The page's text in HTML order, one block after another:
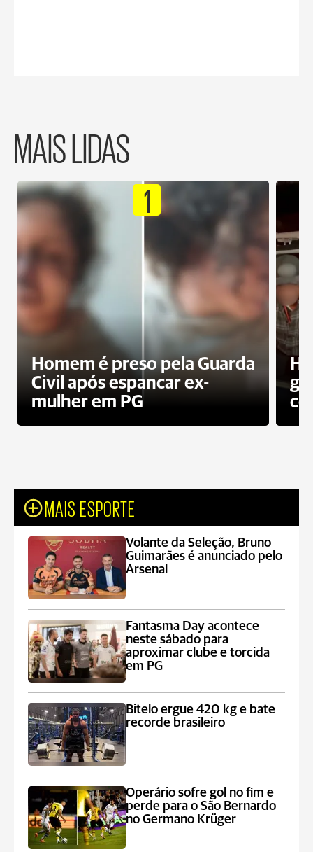
MAIS LIDAS
1
Homem é preso pela Guarda
Civil após espancar ex-
mulher em PG
MAIS ESPORTE
Volante da Seleção, Bruno
Guimarães é anunciado pelo
Arsenal
Fantasma Day acontece
neste sábado para
aproximar clube e torcida
em PG
Bitelo ergue 420 kg e bate
recorde brasileiro
Operário sofre gol no fim e
perde para o São Bernardo
no Germano Krüger